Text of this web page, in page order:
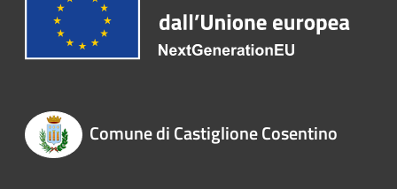
Comune di Castiglione Cosentino